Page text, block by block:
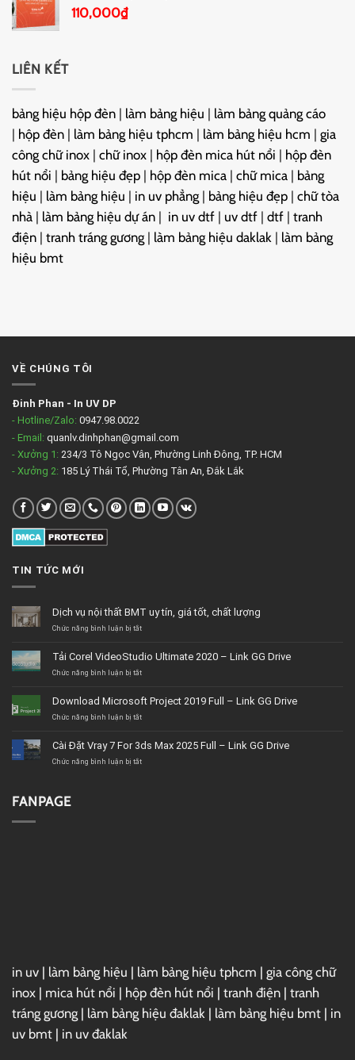
110,000₫
LIÊN KẾT
bảng hiệu hộp đèn | làm bảng hiệu | làm bảng quảng cáo
| hộp đèn | làm bảng hiệu tphcm | làm bảng hiệu hcm | gia
công chữ inox | chữ inox | hộp đèn mica hút nổi | hộp đèn
hút nổi | bảng hiệu đẹp | hộp đèn mica | chữ mica | bảng
hiệu | làm bảng hiệu | in uv phẳng | bảng hiệu đẹp | chữ tòa
nhà | làm bảng hiệu dự án | in uv dtf | uv dtf | dtf | tranh
điện | tranh tráng gương | làm bảng hiệu daklak | làm bảng
hiệu bmt
VỀ CHÚNG TÔI
Đinh Phan - In UV DP
- Hotline/Zalo: 0947.98.0022
- Email: quanlv.dinhphan@gmail.com
- Xưởng 1: 234/3 Tô Ngọc Vân, Phường Linh Đông, TP. HCM
- Xưởng 2: 185 Lý Thái Tổ, Phường Tân An, Đắk Lắk
TIN TỨC MỚI
Dịch vụ nội thất BMT uy tín, giá tốt, chất lượng
Chức năng bình luận bị tắtở
nội
thất
tín,
giá
lượng
Tải Corel VideoStudio Ultimate 2020 – Link GG Drive
Chức năng bình luận bị tắtở
VideoStudio
Ultimate
Link
GG
Download Microsoft Project 2019 Full – Link GG Drive
Chức năng bình luận bị tắtở
Project
2019
Cài Đặt Vray 7 For 3ds Max 2025 Full – Link GG Drive
Chức năng bình luận bị tắtở
FANPAGE
in uv | làm bảng hiệu | làm bảng hiệu tphcm | gia công chữ
inox | mica hút nổi | hộp đèn hút nổi | tranh điện | tranh
tráng gương | làm bảng hiệu đaklak | làm bảng hiệu bmt | in
uv bmt | in uv đaklak